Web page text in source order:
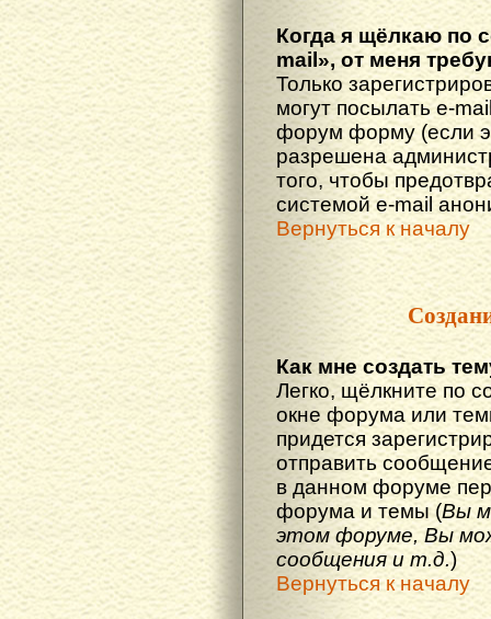
Когда я щёлкаю по
mail», от меня
Только
могут посылать e-
форум форму (если
разрешена
того, чтобы
системой e-mail
Вернуться к началу
Как мне создать
Легко, щёлкните по
окне форума или
придется
отправить
в данном форуме
форума и темы (Вы
этом форуме, Вы
сообщения и т.д.)
Вернуться к началу